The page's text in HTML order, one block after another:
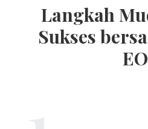
Langkah
Sukses
EO